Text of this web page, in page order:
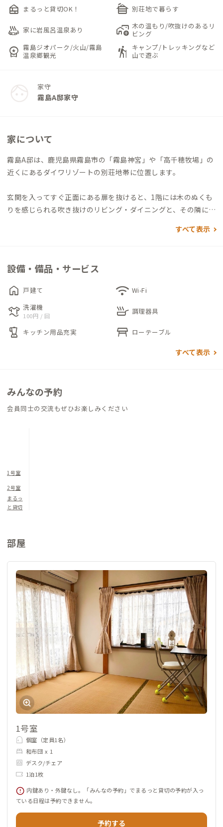
nest_multi_room まるっと貸切OK！ cabin 別荘地で暮らす
bath_outdoor 家に岩風呂温泉あり add_home_work 木の温もり/吹抜けのあるリ
ビング
workspace_premium 霧島ジオパーク/火山/霧島
温泉郷観光
hiking
キャンプ/トレッキングなど
山で遊ぶ
家守
霧島A邸家守
家について
霧島A邸は、鹿児島県霧島市の「霧島神宮」や「高千穂牧場」の
近くにあるダイワリゾートの別荘地帯に位置します。
玄関を入ってすぐ正面にある扉を抜けると、1階には木のぬくも
りを感じられる吹き抜けのリビング・ダイニングと、その隣には
各個室は全て2階にあり、リビング・ダイニングの階段から行く
ブのコースの一部が見え、春はカッコウが鳴き、夏は木々の緑が
鮮やかでゆったりした時間が流れます。
また、なんといっても霧島A邸最大の魅力は家で温泉に入れるこ
とです。温泉が引いてありますので、バルブを捻れば温泉が出ま
す。岩風呂の浴槽で足を伸ばしてゆっくり過ごすことがおすすめ
です。
すべて表示
設備・備品・サービス
home 戸建て wifi Wi-Fi
laundry 洗濯機
100円 / 回 skillet 調理器具
blender キッチン用品充実 table_restaurant ローテーブル
すべて表示
みんなの予約
会員同士の交流もぜひお楽しみください
1号室
2号室
まるっ
と貸切
部屋
1号室
個室（定員1名）
和布団 x 1
デスク/チェア
1泊1枚
内鍵あり・外鍵なし。「みんなの予約」でまるっと貸切の予約が入っ
ている日程は予約できません。
予約する